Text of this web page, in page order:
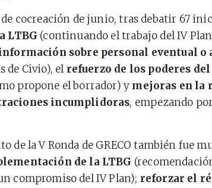
cocreación de junio, tras debatir 67
LTBG (continuando el trabajo del IV
sobre personal eventual o
de Civio), el refuerzo de los poderes del
propone el borrador) y mejoras en la
incumplidoras, empezando
de la V Ronda de GRECO también fue
de la LTBG
compromiso del IV Plan); reforzar el